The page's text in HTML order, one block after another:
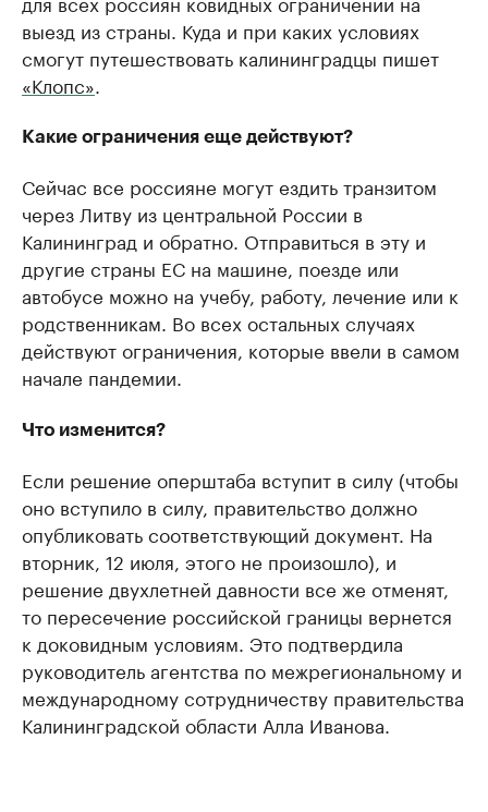
выезд из страны. Куда и при каких условиях
смогут путешествовать калининградцы пишет
«Клопс»
Какие ограничения еще действуют?
Сейчас все россияне могут ездить транзитом
через Литву из центральной России в
Калининград и обратно. Отправиться в эту и
другие страны ЕС на машине, поезде или
автобусе можно на учебу, работу, лечение или к
родственникам. Во всех остальных случаях
действуют ограничения, которые ввели в самом
начале пандемии.
Что изменится?
Если решение оперштаба вступит в силу (чтобы
оно вступило в силу, правительство должно
опубликовать соответствующий документ. На
вторник, 12 июля, этого не произошло), и
решение двухлетней давности все же отменят,
то пересечение российской границы вернется
к доковидным условиям. Это подтвердила
руководитель агентства по межрегиональному и
международному сотрудничеству правительства
Калининградской области Алла Иванова.